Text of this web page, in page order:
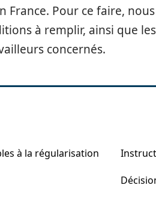
France. Pour ce faire,
à remplir, ainsi que
concernés.
à la régularisation